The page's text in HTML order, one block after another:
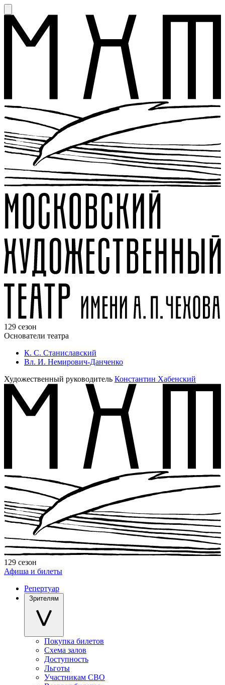
129 сезон
Основатели театра
К. С. Станиславский
Вл. И. Немирович-Данченко
Художественный руководитель Константин Хабенский
129 сезон
Афиша и билеты
Репертуар
Зрителям
Покупка билетов
Схема залов
Доступность
Льготы
Участникам СВО